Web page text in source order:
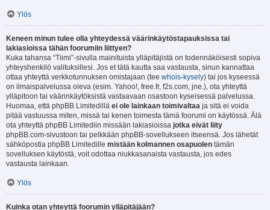
Ylös
Keneen minun tulee olla yhteydessä väärinkäytöstapauksissa tai
lakiasioissa tähän foorumiin liittyen?
Kuka tahansa “Tiimi”-sivulla mainituista ylläpitäjistä on todennäköisesti sopiva
yhteyshenkilö valituksillesi. Jos et tätä kautta saa vastausta, sinun kannattaa
ottaa yhteyttä verkkotunnuksen omistajaan (tee whois-kysely) tai jos kyseessä
on ilmaispalvelussa oleva (esim. Yahoo!, free.fr, f2s.com, jne.), ota yhteyttä
ylläpitoon tai väärinkäytöksistä vastaavaan osastoon kyseisessä palvelussa.
Huomaa, että phpBB Limitedillä ei ole lainkaan toimivaltaa ja sitä ei voida
pitää vastuussa miten, missä tai kenen toimesta tämä foorumi on käytössä. Älä
ota yhteyttä phpBB Limitediin missään lakiasioissa jotka eivät liity
phpBB.com-sivustoon tai pelkkään phpBB-sovellukseen itseensä. Jos lähetät
sähköpostia phpBB Limitedille mistään kolmannen osapuolen tämän
sovelluksen käytöstä, voit odottaa niukkasanaista vastausta, jos edes
vastausta lainkaan.
Ylös
Kuinka otan yhteyttä foorumin ylläpitäjään?